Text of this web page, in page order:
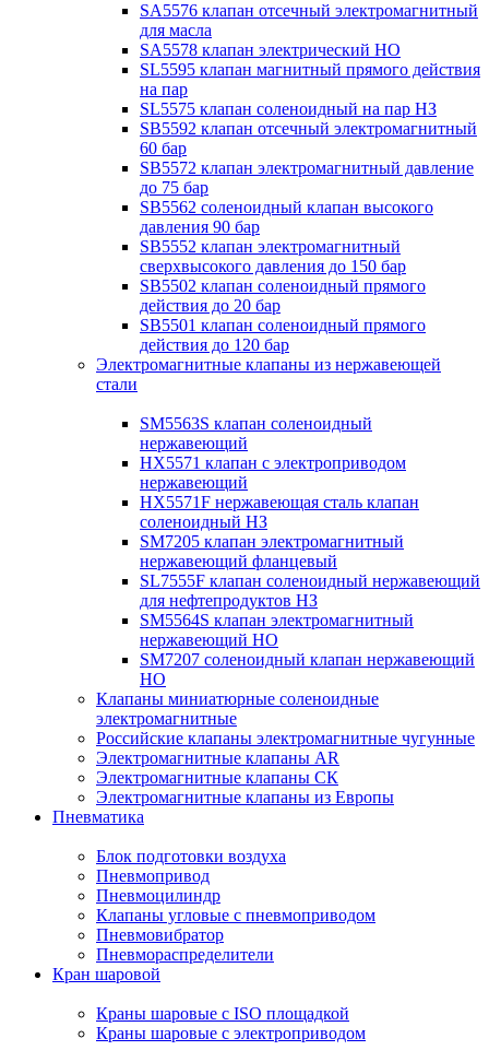
SA5576 клапан отсечный электромагнитный
для масла
SA5578 клапан электрический НО
SL5595 клапан магнитный прямого действия
на пар
SL5575 клапан соленоидный на пар НЗ
SB5592 клапан отсечный электромагнитный
60 бар
SB5572 клапан электромагнитный давление
до 75 бар
SB5562 соленоидный клапан высокого
давления 90 бар
SB5552 клапан электромагнитный
сверхвысокого давления до 150 бар
SB5502 клапан соленоидный прямого
действия до 20 бар
SB5501 клапан соленоидный прямого
действия до 120 бар
Электромагнитные клапаны из нержавеющей
стали
SM5563S клапан соленоидный
нержавеющий
HX5571 клапан с электроприводом
нержавеющий
HX5571F нержавеющая сталь клапан
соленоидный НЗ
SM7205 клапан электромагнитный
нержавеющий фланцевый
SL7555F клапан соленоидный нержавеющий
для нефтепродуктов НЗ
SM5564S клапан электромагнитный
нержавеющий НО
SM7207 соленоидный клапан нержавеющий
НО
Клапаны миниатюрные соленоидные
электромагнитные
Российские клапаны электромагнитные чугунные
Электромагнитные клапаны AR
Электромагнитные клапаны СК
Электромагнитные клапаны из Европы
Пневматика
Блок подготовки воздуха
Пневмопривод
Пневмоцилиндр
Клапаны угловые с пневмоприводом
Пневмовибратор
Пневмораспределители
Кран шаровой
Краны шаровые с ISO площадкой
Краны шаровые с электроприводом